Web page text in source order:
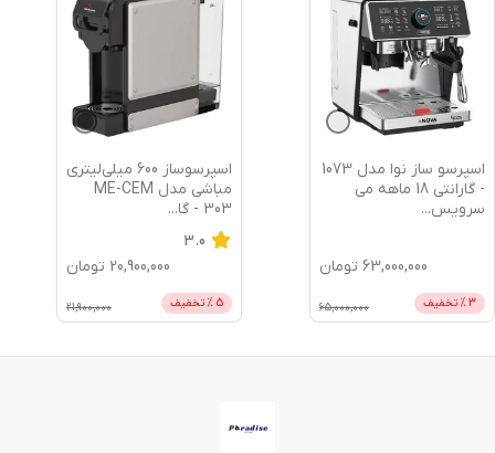
اسپرسوساز 600 میلی‌لیتری
مباشی مدل ME-CEM
303 - گا
20,900,000 تومان
5% تخفیف 21,900,000
اسپرسوساز مباشی مدل
ماهه می س
5.0
18,700,000 تومان
5% تخفیف 19,700,000